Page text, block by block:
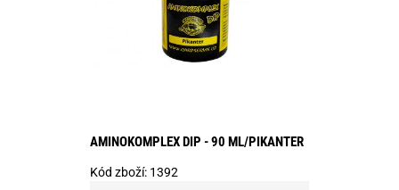
AMINOKOMPLEX DIP - 90 ML/PIKANTER
Kód zboží: 1392